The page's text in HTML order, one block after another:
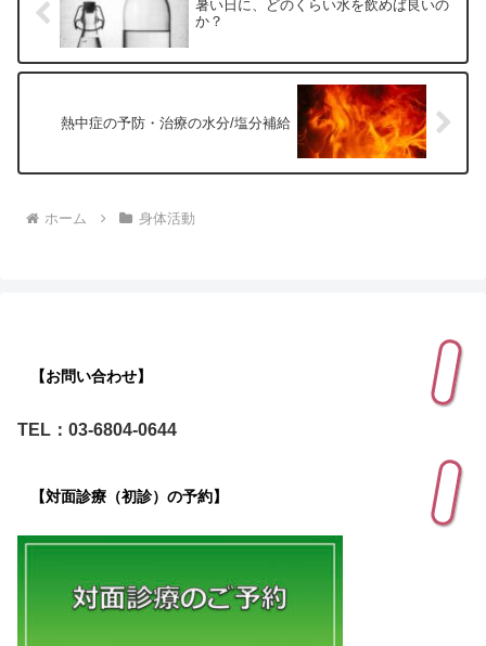
暑い日に、どのくらい水を飲めば良いの
か？
熱中症の予防・治療の水分/塩分補給
ホーム 身体活動
【お問い合わせ】
TEL：03-6804-0644
【対面診療（初診）の予約】